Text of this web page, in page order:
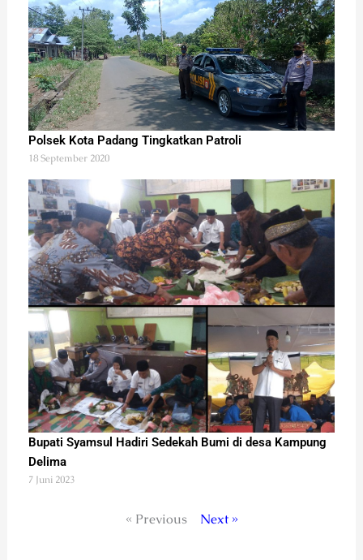
Polsek Kota Padang Tingkatkan Patroli
18 September 2020
Bupati Syamsul Hadiri Sedekah Bumi di desa Kampung
Delima
7 Juni 2023
« Previous Next »